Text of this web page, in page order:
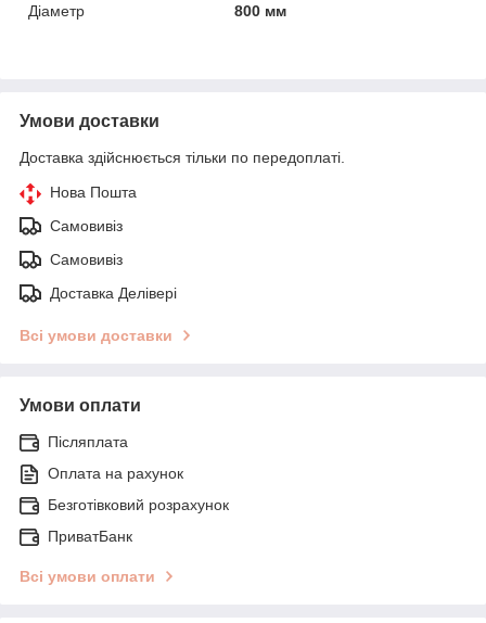
Діаметр
800 мм
Умови доставки
Доставка здійснюється тільки по передоплаті.
Нова Пошта
Самовивіз
Самовивіз
Доставка Делівері
Всі умови доставки
Умови оплати
Післяплата
Оплата на рахунок
Безготівковий розрахунок
ПриватБанк
Всі умови оплати